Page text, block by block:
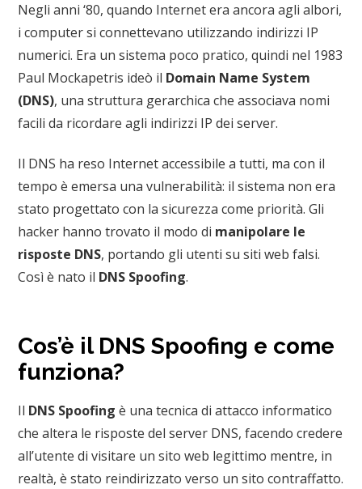
Negli anni ‘80, quando Internet era ancora agli albori,
i computer si connettevano utilizzando indirizzi IP
numerici. Era un sistema poco pratico, quindi nel 1983
Paul Mockapetris ideò il Domain Name System
(DNS), una struttura gerarchica che associava nomi
facili da ricordare agli indirizzi IP dei server.
Il DNS ha reso Internet accessibile a tutti, ma con il
tempo è emersa una vulnerabilità: il sistema non era
stato progettato con la sicurezza come priorità. Gli
hacker hanno trovato il modo di manipolare le
risposte DNS, portando gli utenti su siti web falsi.
Così è nato il DNS Spoofing.
Cos’è il DNS Spoofing e come
funziona?
Il DNS Spoofing è una tecnica di attacco informatico
che altera le risposte del server DNS, facendo credere
all’utente di visitare un sito web legittimo mentre, in
realtà, è stato reindirizzato verso un sito contraffatto.